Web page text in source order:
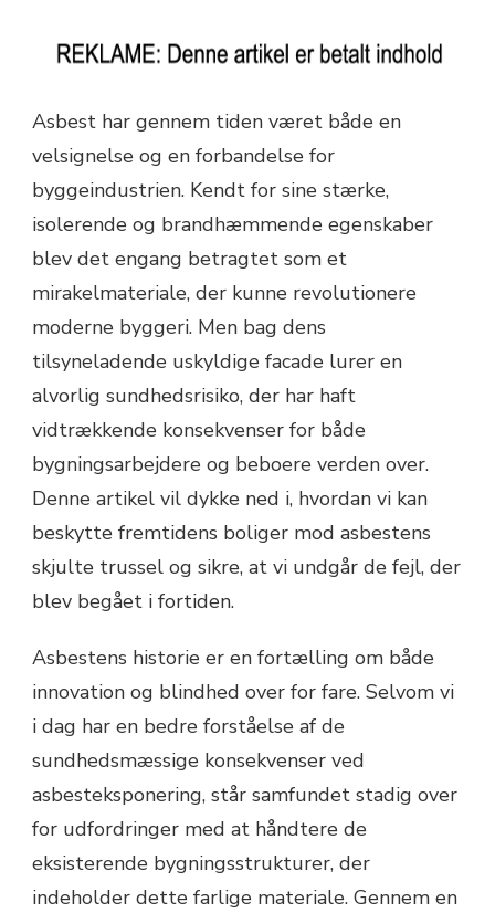
Asbest har gennem tiden været både en
velsignelse og en forbandelse for
byggeindustrien. Kendt for sine stærke,
isolerende og brandhæmmende egenskaber
blev det engang betragtet som et
mirakelmateriale, der kunne revolutionere
moderne byggeri. Men bag dens
tilsyneladende uskyldige facade lurer en
alvorlig sundhedsrisiko, der har haft
vidtrækkende konsekvenser for både
bygningsarbejdere og beboere verden over.
Denne artikel vil dykke ned i, hvordan vi kan
beskytte fremtidens boliger mod asbestens
skjulte trussel og sikre, at vi undgår de fejl, der
blev begået i fortiden.
Asbestens historie er en fortælling om både
innovation og blindhed over for fare. Selvom vi
i dag har en bedre forståelse af de
sundhedsmæssige konsekvenser ved
asbesteksponering, står samfundet stadig over
for udfordringer med at håndtere de
eksisterende bygningsstrukturer, der
indeholder dette farlige materiale. Gennem en